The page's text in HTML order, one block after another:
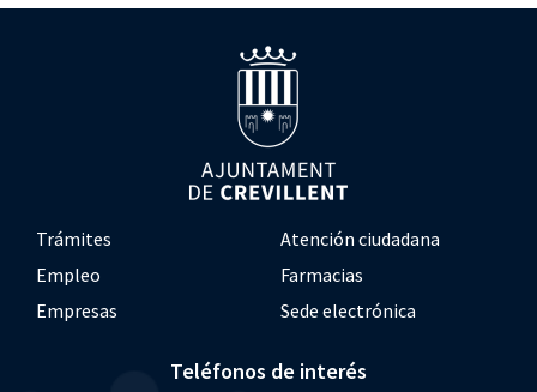
Trámites
Atención ciudadana
Empleo
Farmacias
Empresas
Sede electrónica
Teléfonos de interés